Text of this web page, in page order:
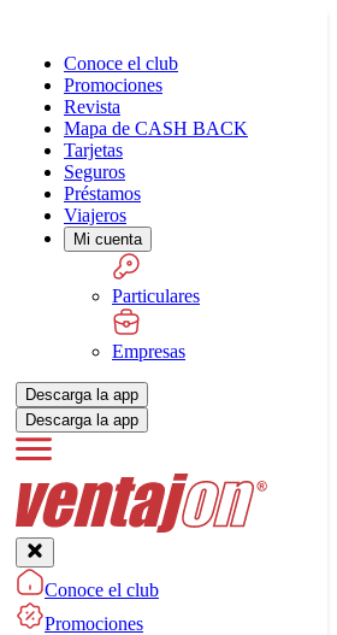
Conoce el club
Promociones
Revista
Mapa de CASH BACK
Tarjetas
Seguros
Préstamos
Viajeros
Mi cuenta
Particulares
Empresas
Descarga la app
Descarga la app
Conoce el club
Promociones